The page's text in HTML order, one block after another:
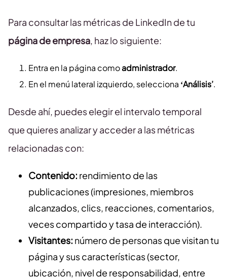
Para consultar las métricas de LinkedIn de tu
página de empresa, haz lo siguiente:
Entra en la página comoadministrador.
En el menú lateral izquierdo, selecciona ‘Análisis’.
Desde ahí, puedes elegir el intervalo temporal
que quieres analizar y acceder a las métricas
relacionadas con:
Contenido: rendimiento de las
publicaciones (impresiones, miembros
alcanzados, clics, reacciones, comentarios,
veces compartido y tasa de interacción).
Visitantes: número de personas que visitan tu
página y sus características (sector,
ubicación, nivel de responsabilidad, entre